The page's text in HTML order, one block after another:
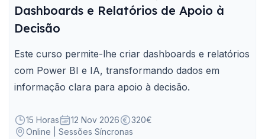
Dashboards e Relatórios de Apoio à
Decisão
Este curso permite-lhe criar dashboards e relatórios
com Power BI e IA, transformando dados em
informação clara para apoio à decisão.
15 Horas 12 Nov 2026
320€
Online | Sessões Síncronas